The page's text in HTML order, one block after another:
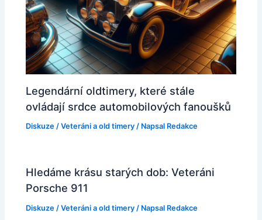
Legendární oldtimery, které stále
ovládají srdce automobilových fanoušků
Diskuze /Veteráni a old timery / Napsal Redakce
Hledáme krásu starých dob: Veteráni
Porsche 911
Diskuze /Veteráni a old timery / Napsal Redakce